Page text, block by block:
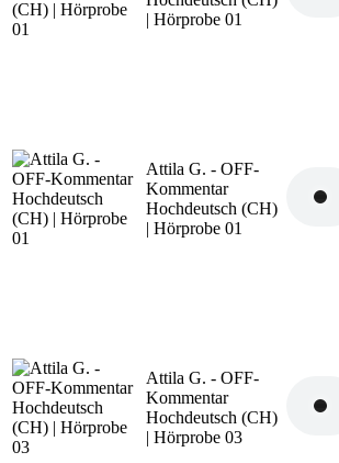
| Hörprobe 01
Attila G. - OFF-
Kommentar
Hochdeutsch (CH)
| Hörprobe 01
Attila G. - OFF-
Kommentar
Hochdeutsch (CH)
| Hörprobe 03